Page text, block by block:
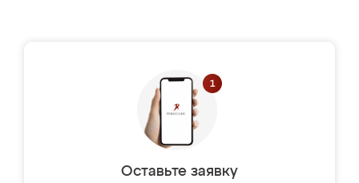
Оставьте заявку